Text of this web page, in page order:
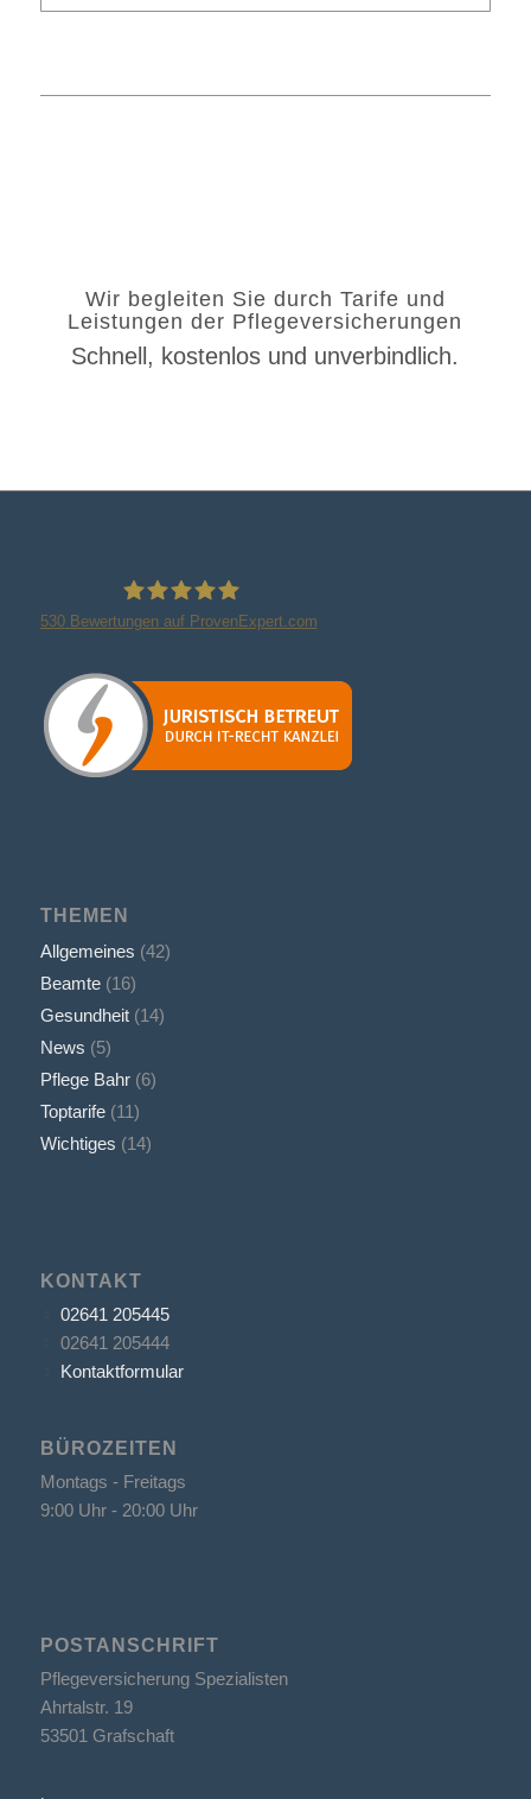
Wir begleiten Sie durch Tarife und
Leistungen der Pflegeversicherungen
Schnell, kostenlos und unverbindlich.
530Bewertungen auf ProvenExpert.com
THEMEN
Allgemeines (42)
Beamte(16)
Gesundheit(14)
News (5)
Pflege Bahr(6)
Toptarife(11)
Wichtiges (14)
KONTAKT
02641 205445
02641 205444
Kontaktformular
BÜROZEITEN
Montags - Freitags
9:00 Uhr - 20:00 Uhr
POSTANSCHRIFT
Pflegeversicherung Spezialisten
Ahrtalstr. 19
53501 Grafschaft